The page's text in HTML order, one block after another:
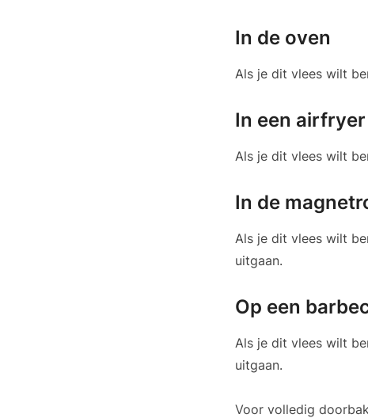
In de oven
Als je dit vlees wilt
In een airfryer
Als je dit vlees wilt
In de
Als je dit vlees wilt
uitgaan.
Op een
Als je dit vlees wilt
uitgaan.
Voor volledig